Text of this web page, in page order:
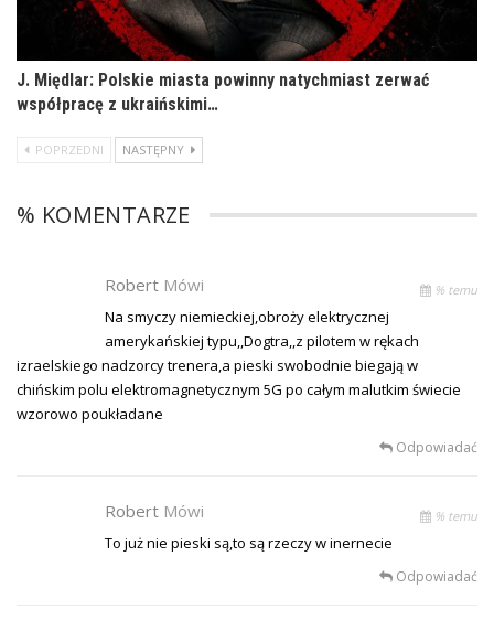
J. Międlar: Polskie miasta powinny natychmiast zerwać
współpracę z ukraińskimi…
POPRZEDNI NASTĘPNY
% KOMENTARZE
Robert Mówi % temu
Na smyczy niemieckiej,obroży elektrycznej
amerykańskiej typu,,Dogtra,,z pilotem w rękach
izraelskiego nadzorcy trenera,a pieski swobodnie biegają w
chińskim polu elektromagnetycznym 5G po całym malutkim świecie
wzorowo poukładane
Odpowiadać
Robert Mówi % temu
To już nie pieski są,to są rzeczy w inernecie
Odpowiadać